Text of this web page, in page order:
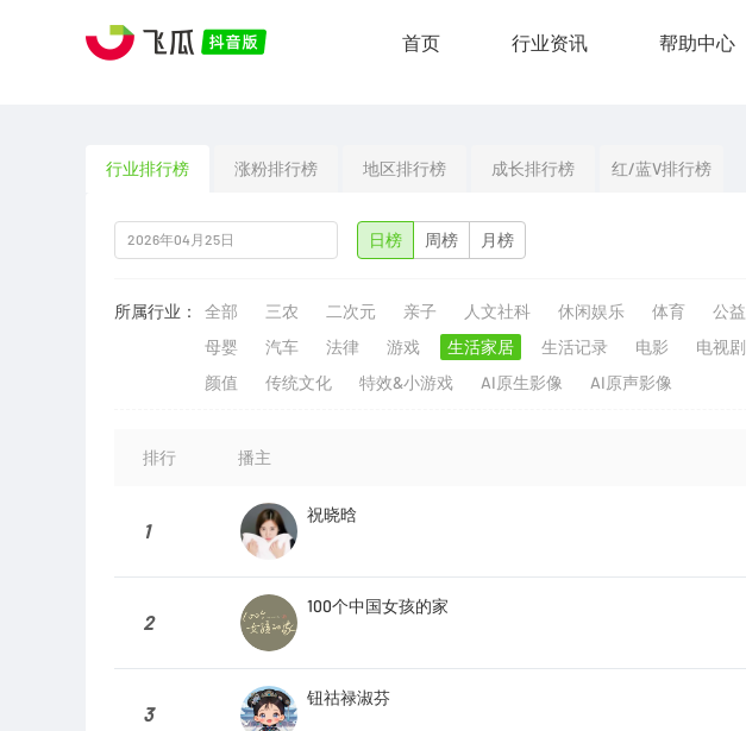
首页 行业资讯 帮助中心
行业排行榜 涨粉排行榜 地区排行榜 成长排行榜 红/蓝V排行榜
日榜 周榜 月榜
所属行业： 全部 三农 二次元 亲子 人文社科 休闲娱乐 体育 公益
母婴
汽车 法律 游戏 生活家居 生活记录 电影 电视剧
颜值
传统文化 特效&小游戏 AI原生影像 AI原声影像
排行 播主
1
祝晓晗
2
100个中国女孩的家
3
钮祜禄淑芬